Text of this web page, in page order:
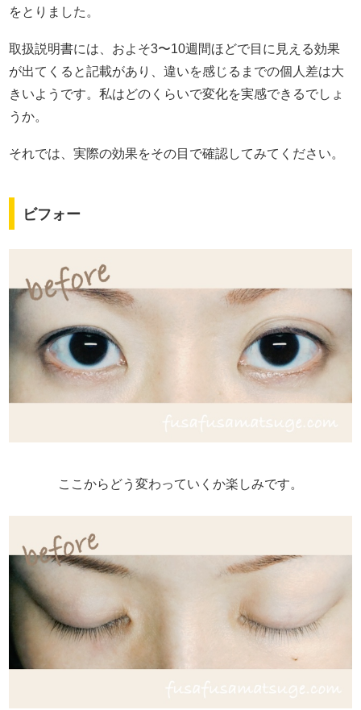
をとりました。
取扱説明書には、およそ3〜10週間ほどで目に見える効果
が出てくると記載があり、違いを感じるまでの個人差は大
きいようです。私はどのくらいで変化を実感できるでしょ
うか。
それでは、実際の効果をその目で確認してみてください。
ビフォー
ここからどう変わっていくか楽しみです。